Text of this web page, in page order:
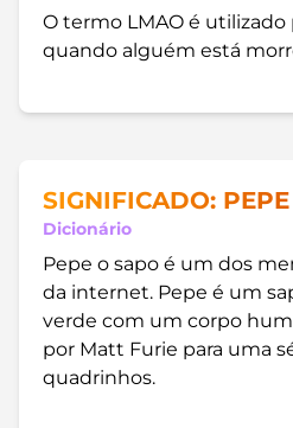
O termo LMAO é
quando alguém está
SIGNIFICADO:
Dicionário
Pepe o sapo é um dos
da internet. Pepe é um
verde com um corpo
por Matt Furie para uma
quadrinhos.